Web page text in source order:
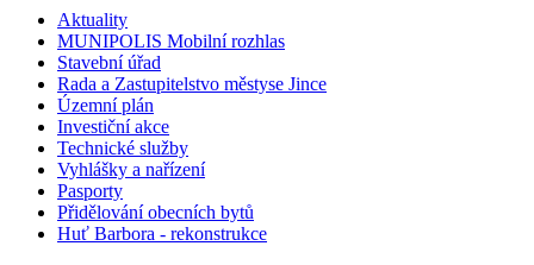
Aktuality
MUNIPOLIS Mobilní rozhlas
Stavební úřad
Rada a Zastupitelstvo městyse Jince
Územní plán
Investiční akce
Technické služby
Vyhlášky a nařízení
Pasporty
Přidělování obecních bytů
Huť Barbora - rekonstrukce